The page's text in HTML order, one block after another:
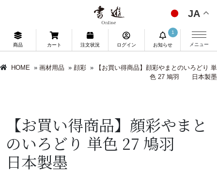
JA
商品 カート 注文状況 ログイン お知らせ
1
メニュー
HOME » 画材用品 » 顔彩 »
【お買い得商品】顔彩やまとのいろどり 単
色 27 鳩羽 日本製墨
【お買い得商品】顔彩やまと
のいろどり 単色 27 鳩羽
日本製墨